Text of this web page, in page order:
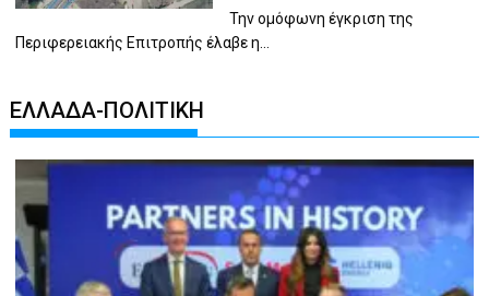
Την ομόφωνη έγκριση της
Περιφερειακής Επιτροπής έλαβε η...
ΕΛΛΑΔΑ-ΠΟΛΙΤΙΚΗ